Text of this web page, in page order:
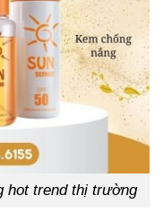
hot trend thị trường